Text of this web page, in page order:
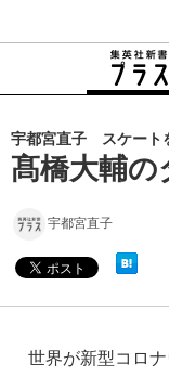
宇都宮直子 スケート
髙橋大輔の
宇都宮直子
世界が新型コロ